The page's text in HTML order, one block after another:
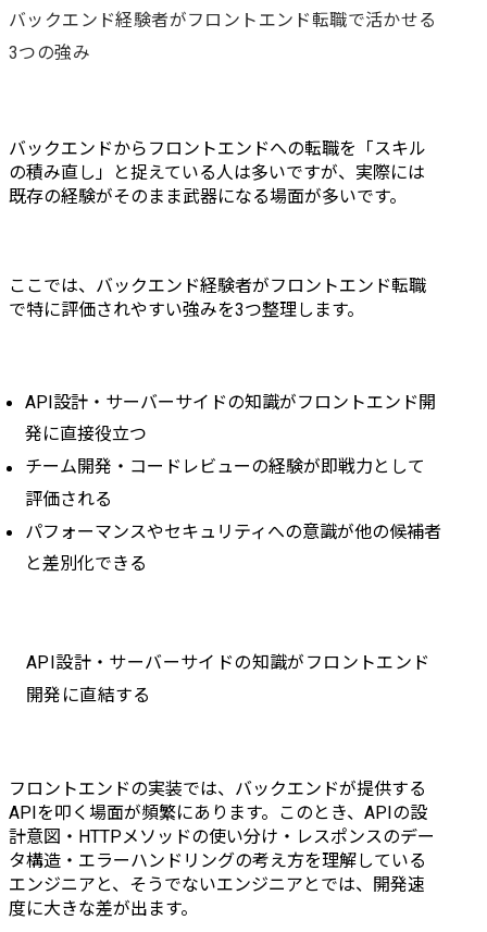
ア会社
期間:通年
ポイント:直近でシステム
全体のリニューアルを行
い、AWSを中心としたモ
ことができます。
バックエンドはPHPで
クライアントだけでな
く、各種連携システムの
サービス担当者と直接コ
ミュニケーションを取る
機会も多い現場です。
・法人・個人事業主向け
ポータルサイトの新規開
発
外部のクラウドサービス
能を搭載した新規サービ
スの開発。
担当:要件定義～運用保守
人数:7名
開発言
語:TypeScript(Nuxt.js,
アアップ
キャリアチ
等
年齢を問わ
バックエンド経験者がフロントエンド転職で活かせる
3つの強み
バックエンドからフロントエンドへの転職を「スキル
の積み直し」と捉えている人は多いですが、実際には
既存の経験がそのまま武器になる場面が多いです。
ここでは、バックエンド経験者がフロントエンド転職
で特に評価されやすい強みを3つ整理します。
API設計・サーバーサイドの知識がフロントエンド開
発に直接役立つ
チーム開発・コードレビューの経験が即戦力として
評価される
パフォーマンスやセキュリティへの意識が他の候補者
と差別化できる
API設計・サーバーサイドの知識がフロントエンド
開発に直結する
フロントエンドの実装では、バックエンドが提供する
APIを叩く場面が頻繁にあります。このとき、APIの設
計意図・HTTPメソッドの使い分け・レスポンスのデー
タ構造・エラーハンドリングの考え方を理解している
エンジニアと、そうでないエンジニアとでは、開発速
度に大きな差が出ます。